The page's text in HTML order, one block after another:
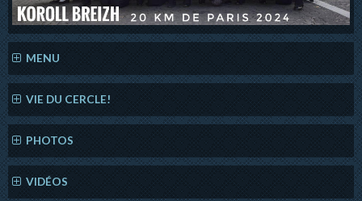
MENU
VIE DU CERCLE!
PHOTOS
VIDÉOS